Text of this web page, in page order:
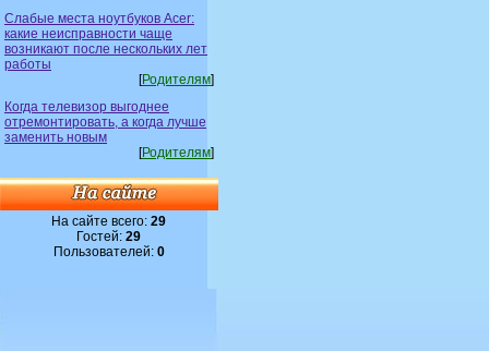
Слабые места ноутбуков Acer:
какие неисправности чаще
возникают после нескольких лет
работы
[Родителям]
Когда телевизор выгоднее
отремонтировать, а когда лучше
заменить новым
[Родителям]
На сайте всего:29
Гостей:29
Пользователей: 0